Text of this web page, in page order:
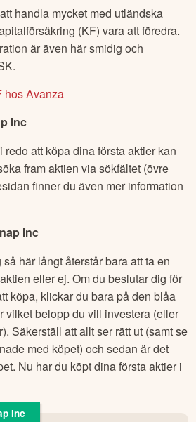
handla mycket med utländska
(KF) vara att föredra.
är även här smidig och
hos Avanza
Inc
att köpa dina första aktier kan
fram aktien via sökfältet (övre
finner du även mer information
Inc
här långt återstår bara att ta en
eller ej. Om du beslutar dig för
köpa, klickar du bara på den blåa
vilket belopp du vill investera (eller
Säkerställ att allt ser rätt ut (samt se
med köpet) och sedan är det
Nu har du köpt dina första aktier i
Inc